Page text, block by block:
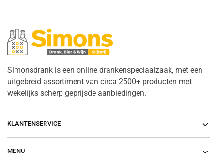
Simonsdrank is een online drankenspeciaalzaak, met een
uitgebreid assortiment van circa 2500+ producten met
wekelijks scherp geprijsde aanbiedingen.
KLANTENSERVICE
MENU